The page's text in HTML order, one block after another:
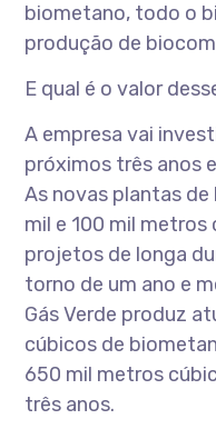
biometano, todo o
produção de
E qual é o valor
A empresa vai
próximos três anos
As novas plantas
mil e 100 mil metros
projetos de longa
torno de um ano e
Gás Verde produz
cúbicos de
650 mil metros
três anos.